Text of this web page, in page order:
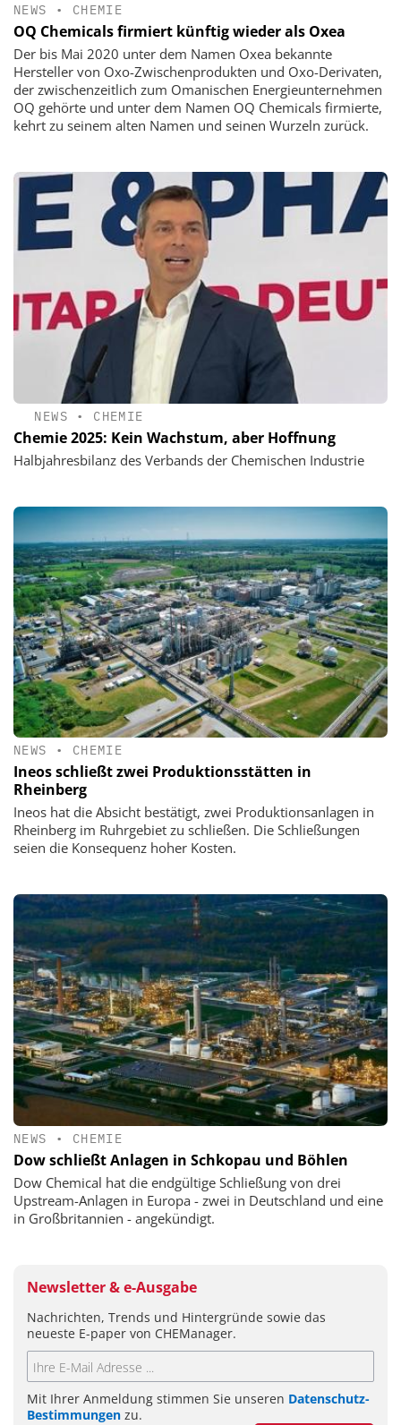
NEWS • CHEMIE
OQ Chemicals firmiert künftig wieder als Oxea
Der bis Mai 2020 unter dem Namen Oxea bekannte
Hersteller von Oxo-Zwischenprodukten und Oxo-Derivaten,
der zwischenzeitlich zum Omanischen Energieunternehmen
OQ gehörte und unter dem Namen OQ Chemicals firmierte,
kehrt zu seinem alten Namen und seinen Wurzeln zurück.
NEWS • CHEMIE
Chemie 2025: Kein Wachstum, aber Hoffnung
Halbjahresbilanz des Verbands der Chemischen Industrie
NEWS • CHEMIE
Ineos schließt zwei Produktionsstätten in
Rheinberg
Ineos hat die Absicht bestätigt, zwei Produktionsanlagen in
Rheinberg im Ruhrgebiet zu schließen. Die Schließungen
seien die Konsequenz hoher Kosten.
NEWS • CHEMIE
Dow schließt Anlagen in Schkopau und Böhlen
Dow Chemical hat die endgültige Schließung von drei
Upstream-Anlagen in Europa - zwei in Deutschland und eine
in Großbritannien - angekündigt.
Newsletter & e-Ausgabe
Nachrichten, Trends und Hintergründe sowie das
neueste E-paper von CHEManager.
Mit Ihrer Anmeldung stimmen Sie unseren Datenschutz-
Bestimmungen zu.